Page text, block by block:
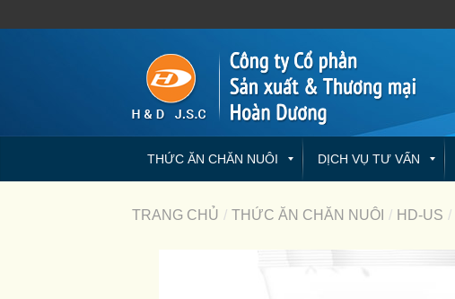
THỨC ĂN CHĂN NUÔI DỊCH VỤ TƯ VẤN
TRANG CHỦ / THỨC ĂN CHĂN NUÔI / HD-US /